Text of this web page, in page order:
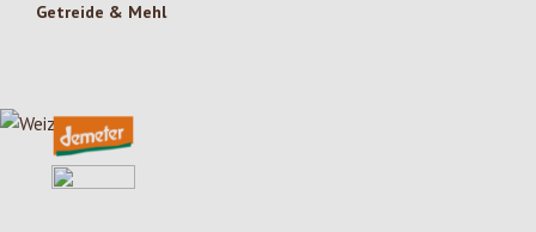
Getreide & Mehl
Bildergalerie überspringen